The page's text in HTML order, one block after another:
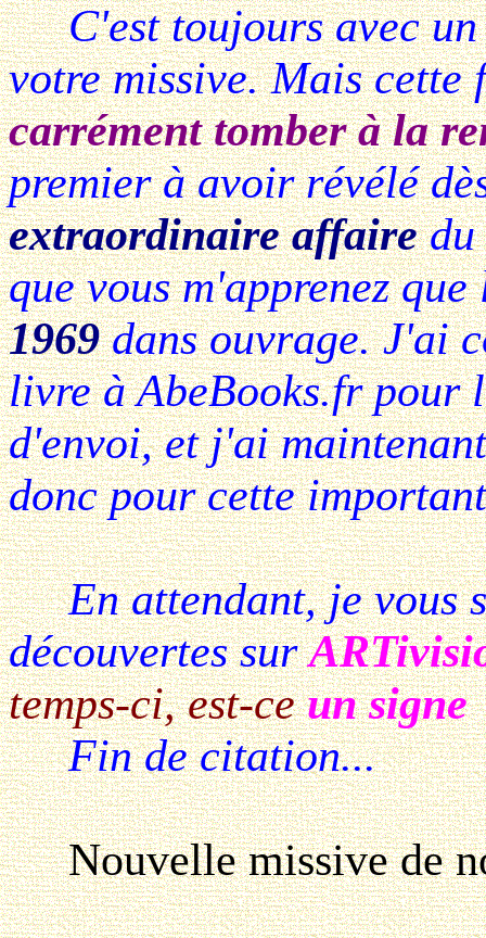
C'est toujours avec un
votre missive. Mais
carrément tomber à la
premier à avoir révélé
extraordinaire affairedu
que vous m'apprenez
1969dans ouvrage. J'ai
livre à AbeBooks.fr pour
d'envoi, et j'ai
donc pour cette
En attendant, je vous
découvertes sur
temps-ci, est-ceun signe
Fin de citation...
Nouvelle missive de